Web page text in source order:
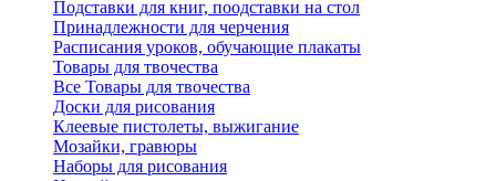
Подставки для книг, поодставки на стол
Принадлежности для черчения
Расписания уроков, обучающие плакаты
Товары для твочества
Все Товары для твочества
Доски для рисования
Клеевые пистолеты, выжигание
Мозайки, гравюры
Наборы для рисования